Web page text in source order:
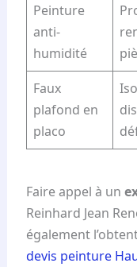
Peinture
anti-
humidité
Faux
plafond en
placo
Faire appel à un
Reinhard Jean
également
devis peinture